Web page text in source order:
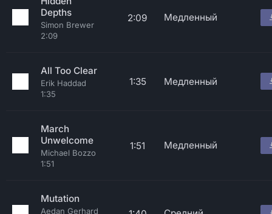
Depths
Simon Brewer
2:09
2:09 Медленный
All Too Clear
Erik Haddad
1:35
1:35 Медленный
March
Unwelcome
Michael Bozzo
1:51
1:51 Медленный
Mutation
Aedan Gerhard